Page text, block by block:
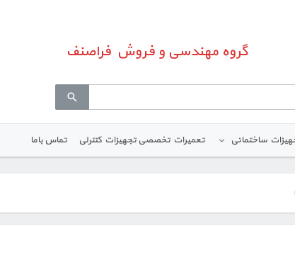
گروه مهندسی و فروش فراصنف
ساختمانی تعمیرات تخصصی تجهیزات کنترلی تماس باما